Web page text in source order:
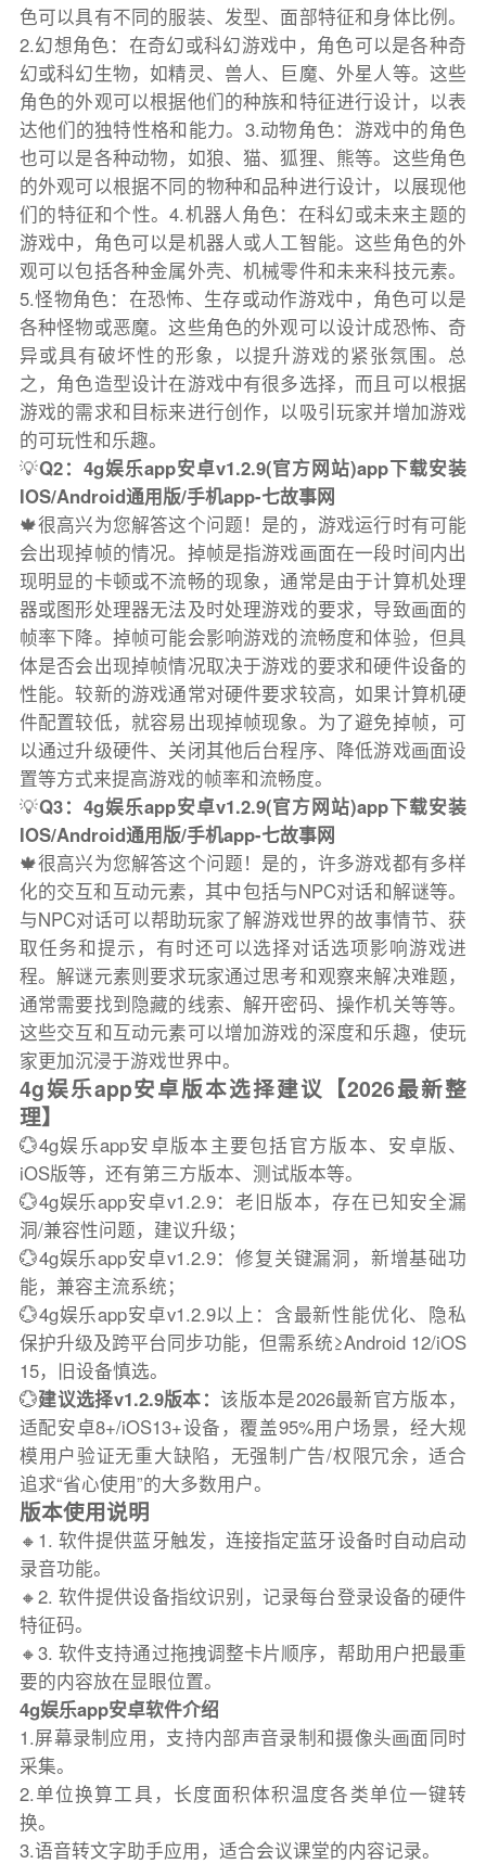
色可以具有不同的服装、发型、面部特征和身体比例。
2.幻想角色：在奇幻或科幻游戏中，角色可以是各种奇
幻或科幻生物，如精灵、兽人、巨魔、外星人等。这些
角色的外观可以根据他们的种族和特征进行设计，以表
达他们的独特性格和能力。3.动物角色：游戏中的角色
也可以是各种动物，如狼、猫、狐狸、熊等。这些角色
的外观可以根据不同的物种和品种进行设计，以展现他
们的特征和个性。4.机器人角色：在科幻或未来主题的
游戏中，角色可以是机器人或人工智能。这些角色的外
观可以包括各种金属外壳、机械零件和未来科技元素。
5.怪物角色：在恐怖、生存或动作游戏中，角色可以是
各种怪物或恶魔。这些角色的外观可以设计成恐怖、奇
异或具有破坏性的形象，以提升游戏的紧张氛围。总
之，角色造型设计在游戏中有很多选择，而且可以根据
游戏的需求和目标来进行创作，以吸引玩家并增加游戏
的可玩性和乐趣。
💡Q2：4g娱乐app安卓v1.2.9(官方网站)app下载安装
IOS/Android通用版/手机app-七故事网
🍁很高兴为您解答这个问题！是的，游戏运行时有可能
会出现掉帧的情况。掉帧是指游戏画面在一段时间内出
现明显的卡顿或不流畅的现象，通常是由于计算机处理
器或图形处理器无法及时处理游戏的要求，导致画面的
帧率下降。掉帧可能会影响游戏的流畅度和体验，但具
体是否会出现掉帧情况取决于游戏的要求和硬件设备的
性能。较新的游戏通常对硬件要求较高，如果计算机硬
件配置较低，就容易出现掉帧现象。为了避免掉帧，可
以通过升级硬件、关闭其他后台程序、降低游戏画面设
置等方式来提高游戏的帧率和流畅度。
💡Q3：4g娱乐app安卓v1.2.9(官方网站)app下载安装
IOS/Android通用版/手机app-七故事网
🍁很高兴为您解答这个问题！是的，许多游戏都有多样
化的交互和互动元素，其中包括与NPC对话和解谜等。
与NPC对话可以帮助玩家了解游戏世界的故事情节、获
取任务和提示，有时还可以选择对话选项影响游戏进
程。解谜元素则要求玩家通过思考和观察来解决难题，
通常需要找到隐藏的线索、解开密码、操作机关等等。
这些交互和互动元素可以增加游戏的深度和乐趣，使玩
家更加沉浸于游戏世界中。
4g娱乐app安卓版本选择建议【2026最新整
理】
💮4g娱乐app安卓版本主要包括官方版本、安卓版、
iOS版等，还有第三方版本、测试版本等。
💮4g娱乐app安卓v1.2.9：老旧版本，存在已知安全漏
洞/兼容性问题，建议升级；
💮4g娱乐app安卓v1.2.9：修复关键漏洞，新增基础功
能，兼容主流系统；
💮4g娱乐app安卓v1.2.9以上：含最新性能优化、隐私
保护升级及跨平台同步功能，但需系统≥Android 12/iOS
15，旧设备慎选。
💮建议选择v1.2.9版本：该版本是2026最新官方版本，
适配安卓8+/iOS13+设备，覆盖95%用户场景，经大规
模用户验证无重大缺陷，无强制广告/权限冗余，适合
追求“省心使用”的大多数用户。
版本使用说明
🔸1. 软件提供蓝牙触发，连接指定蓝牙设备时自动启动
录音功能。
🔸2. 软件提供设备指纹识别，记录每台登录设备的硬件
特征码。
🔸3. 软件支持通过拖拽调整卡片顺序，帮助用户把最重
要的内容放在显眼位置。
4g娱乐app安卓软件介绍
1.屏幕录制应用，支持内部声音录制和摄像头画面同时
采集。
2.单位换算工具，长度面积体积温度各类单位一键转
换。
3.语音转文字助手应用，适合会议课堂的内容记录。